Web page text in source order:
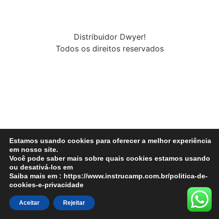
Distribuidor Dwyer!
Todos os direitos reservados
Estamos usando cookies para oferecer a melhor experiência
em nosso site.
Você pode saber mais sobre quais cookies estamos usando
ou desativá-los em
Saiba mais em : https://www.instrucamp.com.br/politica-de-
cookies-e-privacidade
Aceitar Rejeitar